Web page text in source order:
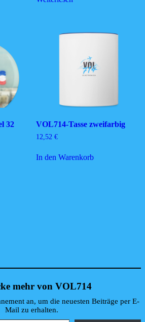
32
VOL714-Tasse zweifarbig
12,52 €
In den Warenkorb
mehr von VOL714
an, um die neuesten Beiträge per E-
Mail zu erhalten.